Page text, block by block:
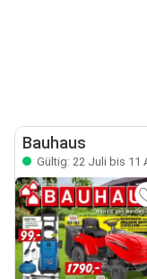
Bauhaus
Gültig: 22 Juli bis 11